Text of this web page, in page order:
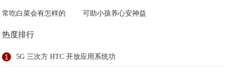
常吃白菜会有怎样的 可助小孩养心安神益
热度排行
1 5G 三次方 HTC 开放应用系统功